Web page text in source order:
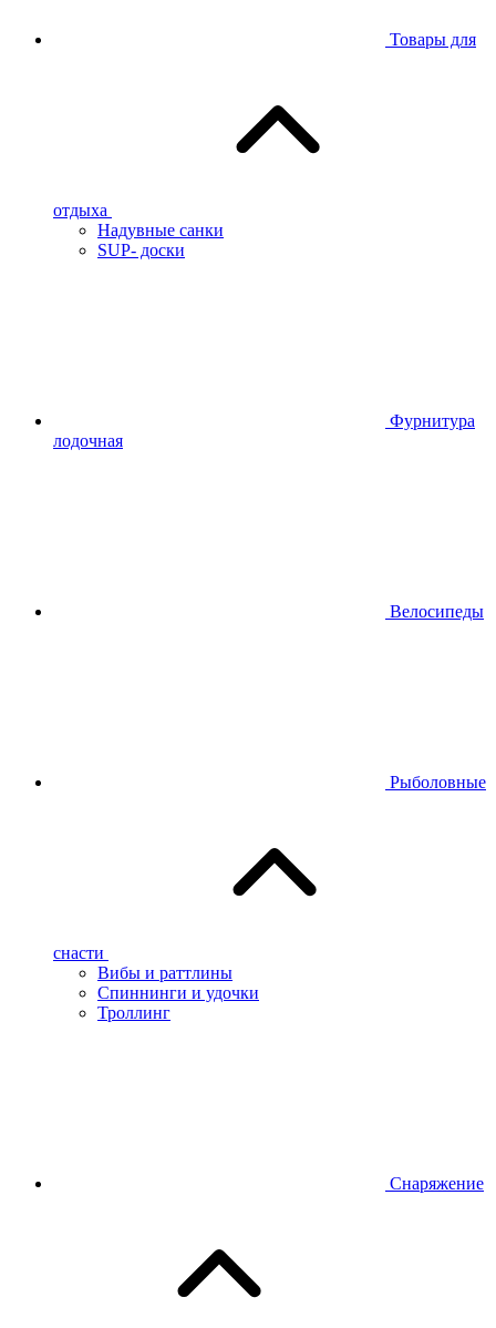
Товары для
отдыха
Надувные санки
SUP- доски
Фурнитура
лодочная
Велосипеды
Рыболовные
снасти
Вибы и раттлины
Спиннинги и удочки
Троллинг
Снаряжение